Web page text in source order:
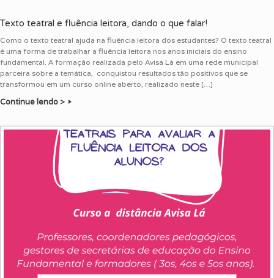
Texto teatral e fluência leitora, dando o que falar!
Como o texto teatral ajuda na fluência leitora dos estudantes? O texto teatral
é uma forma de trabalhar a fluência leitora nos anos iniciais do ensino
fundamental. A formação realizada pelo Avisa Lá em uma rede municipal
parceira sobre a temática, conquistou resultados tão positivos que se
transformou em um curso online aberto, realizado neste […]
Continue lendo >